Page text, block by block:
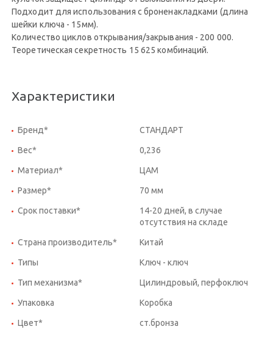
Подходит для использования с броненакладками (длина
шейки ключа - 15мм).
Количество циклов открывания/закрывания - 200 000.
Теоретическая секретность 15 625 комбинаций.
Характеристики
Бренд* СТАНДАРТ
Вес* 0,236
Материал* ЦАМ
Размер* 70 мм
Срок поставки*
14-20 дней, в случае
отсутствия на складе
Страна производитель* Китай
Типы Ключ - ключ
Тип механизма* Цилиндровый, перфоключ
Упаковка Коробка
Цвет* ст.бронза